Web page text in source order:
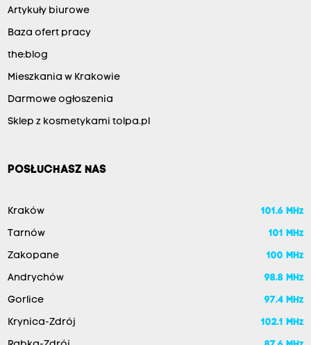
Artykuły biurowe
Baza ofert pracy
the:blog
Mieszkania w Krakowie
Darmowe ogłoszenia
Sklep z kosmetykami tolpa.pl
POSŁUCHASZ NAS
Kraków 101.6 MHz
Tarnów 101 MHz
Zakopane 100 MHz
Andrychów 98.8 MHz
Gorlice 97.4 MHz
Krynica-Zdrój 102.1 MHz